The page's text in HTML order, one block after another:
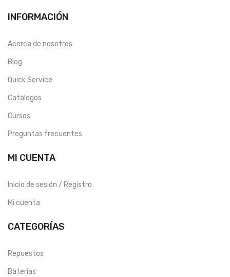
INFORMACIÓN
Acerca de nosotros
Blog
Quick Service
Catalogos
Cursos
Preguntas frecuentes
MI CUENTA
Inicio de sesión / Registro
Mi cuenta
CATEGORÍAS
Repuestos
Baterías